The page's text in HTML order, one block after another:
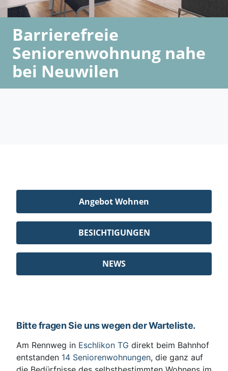
Barrierefreie
Seniorenwohnung nahe
bei Neuwilen
Angebot Wohnen
BESICHTIGUNGEN
NEWS
Bitte fragen Sie uns wegen der Warteliste.
Am Rennweg in Eschlikon TG direkt beim Bahnhof
entstanden 14 Seniorenwohnungen, die ganz auf